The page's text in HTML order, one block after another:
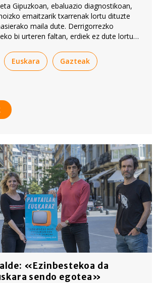
Gipuzkoan, ebaluazio diagnostikoan,
maila dute. Derrigorrezko
bi urteren faltan, erdiek ez dute lortu
Euskara Gazteak
«Ezinbestekoa da
sendo egotea»